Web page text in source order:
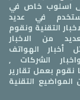
اسلوب خاص في
في عديد
التقنية ونقوم
من الاخبار
أخبار الهواتف
الشركات ,
نقوم بعمل تقارير
التقنية